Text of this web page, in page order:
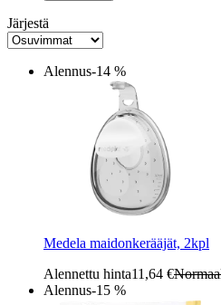
Järjestä
Alennus-14 %
Medela maidonkerääjät, 2kpl
Alennettu hinta11,64 €
Alennus-15 %